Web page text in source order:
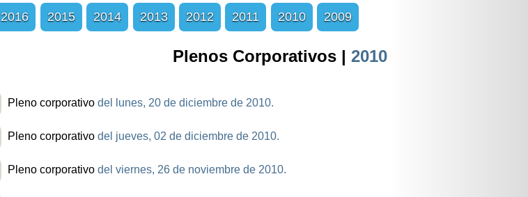
2016 2015 2014 2013 2012 2011 2010 2009
Plenos Corporativos | 2010
Pleno corporativo del lunes, 20 de diciembre de 2010.
Pleno corporativo del jueves, 02 de diciembre de 2010.
Pleno corporativo del viernes, 26 de noviembre de 2010.